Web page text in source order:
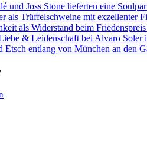
und Joss Stone lieferten eine
als Trüffelschweine mit exzellenter
als Widerstand beim
& Leidenschaft bei Alvaro Soler
Etsch entlang von München an den